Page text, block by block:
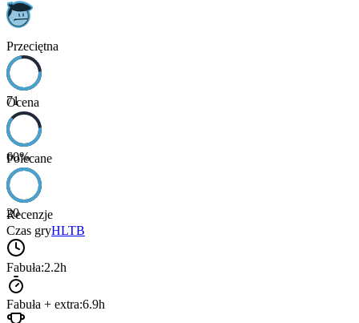
Przeciętna
71
Ocena
60%
Polecane
20
Recenzje
Czas gryHLTB
Fabuła:2.2h
Fabuła + extra:6.9h